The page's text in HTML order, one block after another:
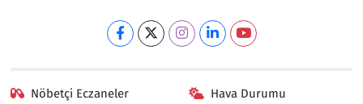
Nöbetçi Eczaneler Hava Durumu